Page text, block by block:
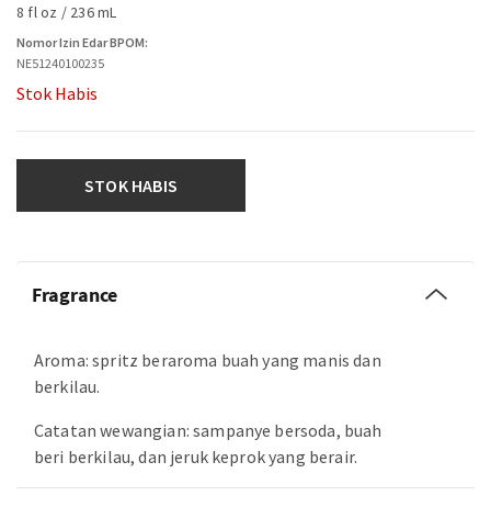
8 fl oz / 236 mL
Nomor Izin Edar BPOM:
NE51240100235
Stok Habis
STOK HABIS
Fragrance
Aroma: spritz beraroma buah yang manis dan
berkilau.
Catatan wewangian: sampanye bersoda, buah
beri berkilau, dan jeruk keprok yang berair.